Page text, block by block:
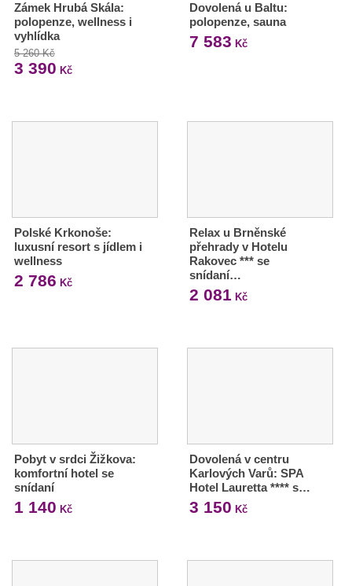
Zámek Hrubá Skála:
polopenze, wellness i
vyhlídka
5 260 Kč
3 390 Kč
Dovolená u Baltu:
polopenze, sauna
7 583 Kč
Polské Krkonoše:
luxusní resort s jídlem i
wellness
2 786 Kč
Relax u Brněnské
přehrady v Hotelu
Rakovec *** se
snídaní…
2 081 Kč
Pobyt v srdci Žižkova:
komfortní hotel se
snídaní
1 140 Kč
Dovolená v centru
Karlových Varů: SPA
Hotel Lauretta **** s…
3 150 Kč